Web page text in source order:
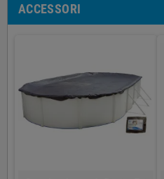
ACCESSORI